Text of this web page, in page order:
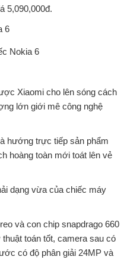
5,090,000đ.
Nokia 6
Xiaomi cho lên sóng cách
lớn giới mê công nghệ
hướng trực tiếp sản phẩm
hoàng toàn mới toát lên vẻ
dạng vừa của chiếc máy
và con chip snapdrago 660
toán tốt, camera sau có
có độ phân giải 24MP và